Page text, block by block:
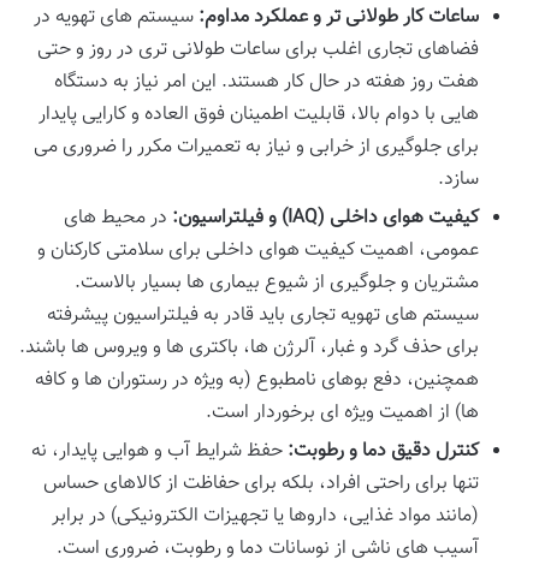
ساعات کار طولانی تر و عملکرد مداوم: سیستم های تهویه در
فضاهای تجاری اغلب برای ساعات طولانی تری در روز و حتی
هفت روز هفته در حال کار هستند. این امر نیاز به دستگاه
هایی با دوام بالا، قابلیت اطمینان فوق العاده و کارایی پایدار
برای جلوگیری از خرابی و نیاز به تعمیرات مکرر را ضروری می
سازد.
کیفیت هوای داخلی (IAQ) و فیلتراسیون:
در محیط های
عمومی، اهمیت کیفیت هوای داخلی برای سلامتی کارکنان و
مشتریان و جلوگیری از شیوع بیماری ها بسیار بالاست.
سیستم های تهویه تجاری باید قادر به فیلتراسیون پیشرفته
برای حذف گرد و غبار، آلرژن ها، باکتری ها و ویروس ها باشند.
همچنین، دفع بوهای نامطبوع (به ویژه در رستوران ها و کافه
ها) از اهمیت ویژه ای برخوردار است.
کنترل دقیق دما و رطوبت: حفظ شرایط آب و هوایی پایدار، نه
تنها برای راحتی افراد، بلکه برای حفاظت از کالاهای حساس
(مانند مواد غذایی، داروها یا تجهیزات الکترونیکی) در برابر
آسیب های ناشی از نوسانات دما و رطوبت، ضروری است.